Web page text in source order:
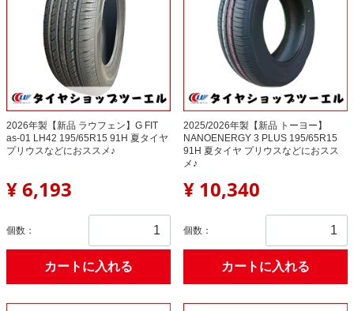
2026年製【新品 ラウフェン】G FIT
as-01 LH42 195/65R15 91H 夏タイヤ
プリウスなどにおススメ♪
¥ 6,193
個数：
カートに入れる
2025/2026年製【新品 トーヨー】
NANOENERGY 3 PLUS 195/65R15
91H 夏タイヤ プリウスなどにおスス
メ♪
¥ 10,340
個数：
カートに入れる